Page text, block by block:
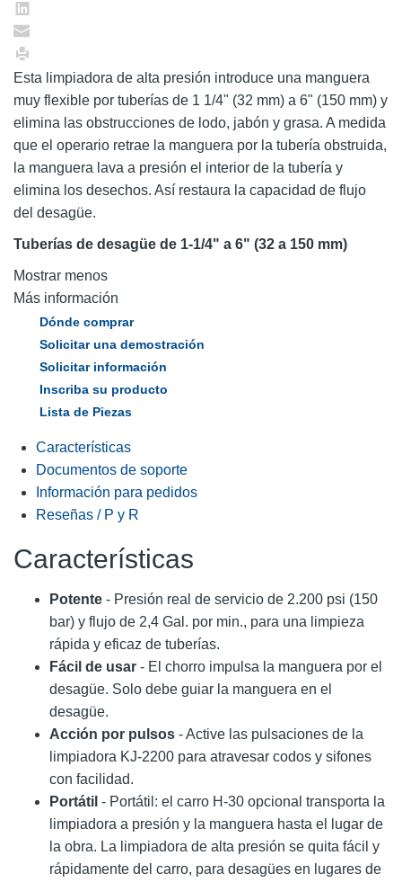
Esta limpiadora de alta presión introduce una manguera
muy flexible por tuberías de 1 1/4" (32 mm) a 6" (150 mm) y
elimina las obstrucciones de lodo, jabón y grasa. A medida
que el operario retrae la manguera por la tubería obstruida,
la manguera lava a presión el interior de la tubería y
elimina los desechos. Así restaura la capacidad de flujo
del desagüe.
Tuberías de desagüe de 1-1/4" a 6" (32 a 150 mm)
Mostrar menos
Más información
Dónde comprar
Solicitar una demostración
Solicitar información
Inscriba su producto
Lista de Piezas
Características
Documentos de soporte
Información para pedidos
Reseñas / P y R
Características
Potente - Presión real de servicio de 2.200 psi (150
bar) y flujo de 2,4 Gal. por min., para una limpieza
rápida y eficaz de tuberías.
Fácil de usar - El chorro impulsa la manguera por el
desagüe. Solo debe guiar la manguera en el
desagüe.
Acción por pulsos - Active las pulsaciones de la
limpiadora KJ-2200 para atravesar codos y sifones
con facilidad.
Portátil - Portátil: el carro H-30 opcional transporta la
limpiadora a presión y la manguera hasta el lugar de
la obra. La limpiadora de alta presión se quita fácil y
rápidamente del carro, para desagües en lugares de